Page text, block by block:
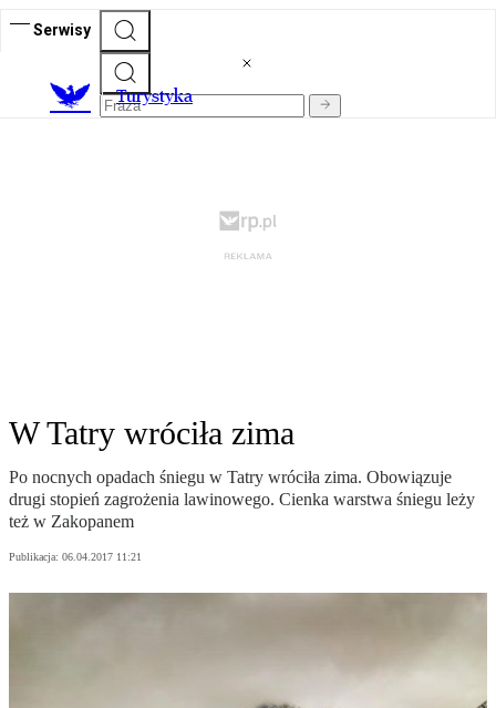
Serwisy
Turystyka
W Tatry wróciła zima
Po nocnych opadach śniegu w Tatry wróciła zima. Obowiązuje
drugi stopień zagrożenia lawinowego. Cienka warstwa śniegu leży
też w Zakopanem
Publikacja: 06.04.2017 11:21